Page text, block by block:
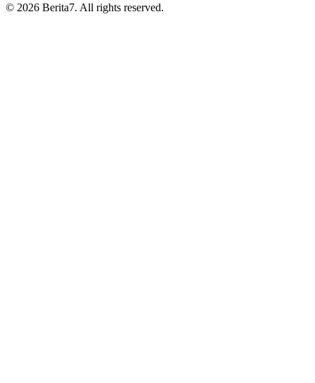
© 2026 Berita7. All rights reserved.